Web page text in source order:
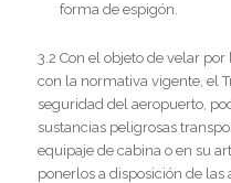
forma de espigón.
3.2 Con el objeto de velar
con la normativa vigente, el
seguridad del aeropuerto,
sustancias peligrosas
equipaje de cabina o en su
ponerlos a disposición de